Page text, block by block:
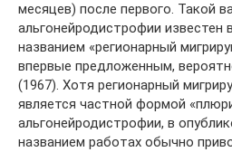
месяцев) после первого. Такой
альгонейродистрофии известен
названием «регионарный
впервые предложенным,
(1967). Хотя регионарный
является частной формой
альгонейродистрофии, в
названием работах обычно